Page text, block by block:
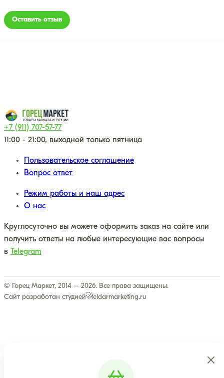
Оставить отзыв
+7 (911) 707-57-77
11:00 - 21:00, выходной только пятница
Пользовательское соглашение
Вопрос ответ
Режим работы и наш адрес
О нас
Круглосуточно вы можете оформить заказ на сайте или
получить ответы на любые интересующие вас вопросы
в
Telegram
© Горец Маркет, 2014 – 2026. Все права защищены.
Сайт разработан студией
eldarmarketing.ru